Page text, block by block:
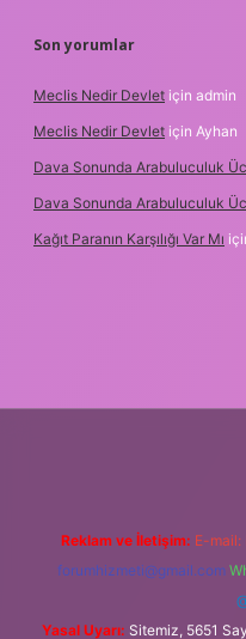
Son yorumlar
Meclis Nedir Devlet için admin
Meclis Nedir Devlet için Ayhan
Dava Sonunda Arabuluculuk
Dava Sonunda Arabuluculuk
Kağıt Paranın Karşılığı Var Mı
Reklam ve İletişim: E-mail:
forumhizmeti@gmail.com
Yasal Uyarı: Sitemiz, 5651